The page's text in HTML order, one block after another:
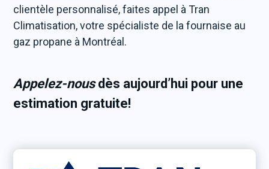
clientèle personnalisé, faites appel à Tran
Climatisation, votre spécialiste de la fournaise au
gaz propane à Montréal.
Appelez-nousdès aujourd’hui pour une
estimation gratuite!